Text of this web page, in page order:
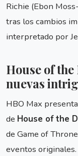
Richie (Ebon
tras los cambios
interpretado por
House of
nuevas
HBO Max
de House of the
de Game of
eventos